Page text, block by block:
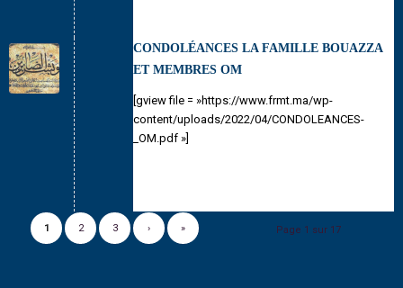
CONDOLÉANCES LA FAMILLE BOUAZZA
ET MEMBRES OM
[gview file = »https://www.frmt.ma/wp-
content/uploads/2022/04/CONDOLEANCES-
_OM.pdf »]
Page 1 sur 17
1 2 3 › »